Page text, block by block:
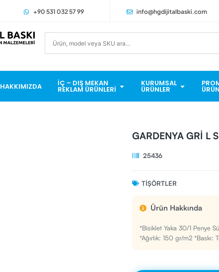
+90 531 032 57 99 info@hgdijitalbaski.com
HAKKIMIZDA İÇ – DIŞ MEKAN
REKLAM ÜRÜNLERI
KURUMSAL
ÜRÜNLER
GARDENYA GRİ L
25436
TIŞÖRTLER
Ürün Hakkında
*Bisiklet Yaka 30/1 Penye
*Ağırlık: 150 gr/m2 *Baskı: